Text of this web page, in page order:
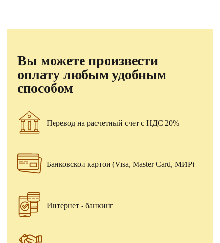
Вы можете произвести
оплату любым удобным
способом
Перевод на расчетный счет с НДС 20%
Банковской картой (Visa, Master Card, МИР)
Интернет - банкинг